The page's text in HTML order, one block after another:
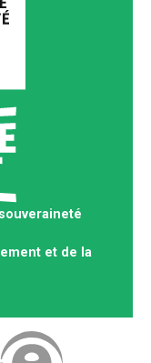
et de la